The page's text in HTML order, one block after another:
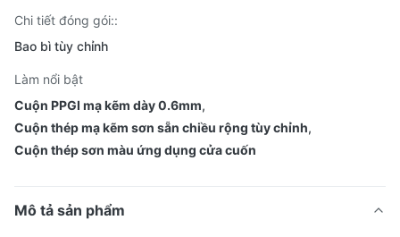
Chi tiết đóng gói::
Bao bì tùy chỉnh
Làm nổi bật
Cuộn PPGI mạ kẽm dày 0.6mm,
Cuộn thép mạ kẽm sơn sẵn chiều rộng tùy chỉnh,
Cuộn thép sơn màu ứng dụng cửa cuốn
Mô tả sản phẩm